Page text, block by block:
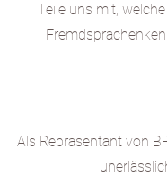
Teile uns mit,
Als Repräsentant von